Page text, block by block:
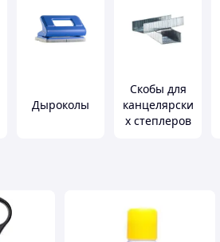
Дыроколы
Скобы для
канцелярски
х степлеров